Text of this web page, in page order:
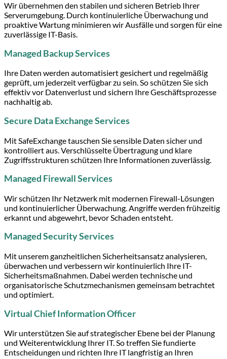
Wir übernehmen den stabilen und sicheren Betrieb Ihrer
Serverumgebung. Durch kontinuierliche Überwachung und
proaktive Wartung minimieren wir Ausfälle und sorgen für eine
zuverlässige IT-Basis.
Managed Backup Services
Ihre Daten werden automatisiert gesichert und regelmäßig
geprüft, um jederzeit verfügbar zu sein. So schützen Sie sich
effektiv vor Datenverlust und sichern Ihre Geschäftsprozesse
nachhaltig ab.
Secure Data Exchange Services
Mit SafeExchange tauschen Sie sensible Daten sicher und
kontrolliert aus. Verschlüsselte Übertragung und klare
Zugriffsstrukturen schützen Ihre Informationen zuverlässig.
Managed Firewall Services
Wir schützen Ihr Netzwerk mit modernen Firewall-Lösungen
und kontinuierlicher Überwachung. Angriffe werden frühzeitig
erkannt und abgewehrt, bevor Schaden entsteht.
Managed Security Services
Mit unserem ganzheitlichen Sicherheitsansatz analysieren,
überwachen und verbessern wir kontinuierlich Ihre IT-
Sicherheitsmaßnahmen. Dabei werden technische und
organisatorische Schutzmechanismen gemeinsam betrachtet
und optimiert.
Virtual Chief Information Officer
Wir unterstützen Sie auf strategischer Ebene bei der Planung
und Weiterentwicklung Ihrer IT. So treffen Sie fundierte
Entscheidungen und richten Ihre IT langfristig an Ihren